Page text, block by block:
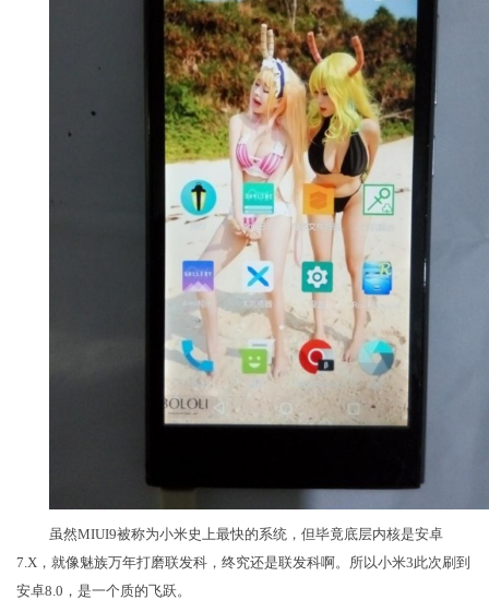
虽然MIUI9被称为小米史上最快的系统，但毕竟底层内核是安卓
7.X，就像魅族万年打磨联发科，终究还是联发科啊。所以小米3此次刷到
安卓8.0，是一个质的飞跃。